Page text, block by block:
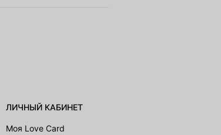
ЛИЧНЫЙ КАБИНЕТ
Моя Love Card